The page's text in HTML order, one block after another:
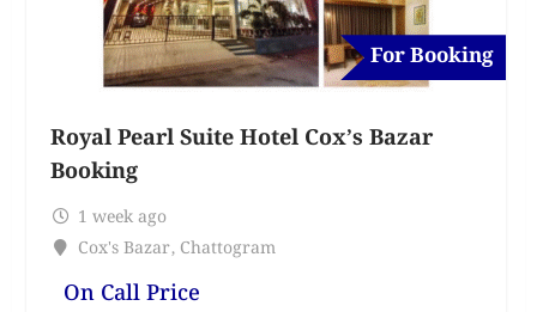
For Booking
Royal Pearl Suite Hotel Cox’s Bazar
Booking
1 week ago
Cox's Bazar, Chattogram
On Call Price